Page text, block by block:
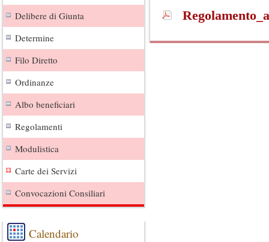
Delibere di Giunta
Determine
Filo Diretto
Ordinanze
Albo beneficiari
Regolamenti
Modulistica
Carte dei Servizi
Convocazioni Consiliari
Calendario